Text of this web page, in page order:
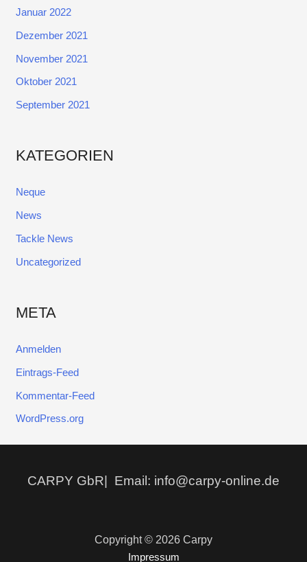
Januar 2022
Dezember 2021
November 2021
Oktober 2021
September 2021
KATEGORIEN
Neque
News
Tackle News
Uncategorized
META
Anmelden
Eintrags-Feed
Kommentar-Feed
WordPress.org
CARPY GbR| Email: info@carpy-online.de
Copyright © 2026 Carpy
Impressum